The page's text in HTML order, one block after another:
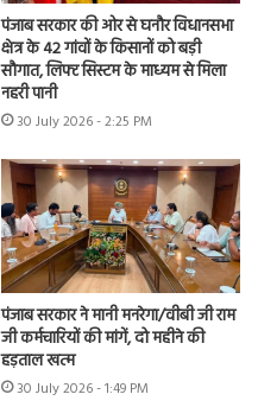
पंजाब सरकार की ओर से घनौर विधानसभा
क्षेत्र के 42 गांवों के किसानों को बड़ी
सौगात, लिफ्ट सिस्टम के माध्यम से मिला
नहरी पानी
30 July 2026 - 2:25 PM
पंजाब सरकार ने मानी मनरेगा/वीबी जी राम
जी कर्मचारियों की मांगें, दो महीने की
हड़ताल खत्म
30 July 2026 - 1:49 PM